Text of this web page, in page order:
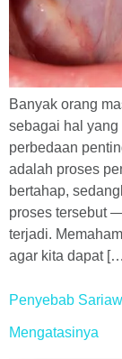
Banyak orang
sebagai hal
perbedaan
adalah proses
bertahap,
proses tersebut
terjadi.
agar kita dapat
Penyebab
Mengatasinya